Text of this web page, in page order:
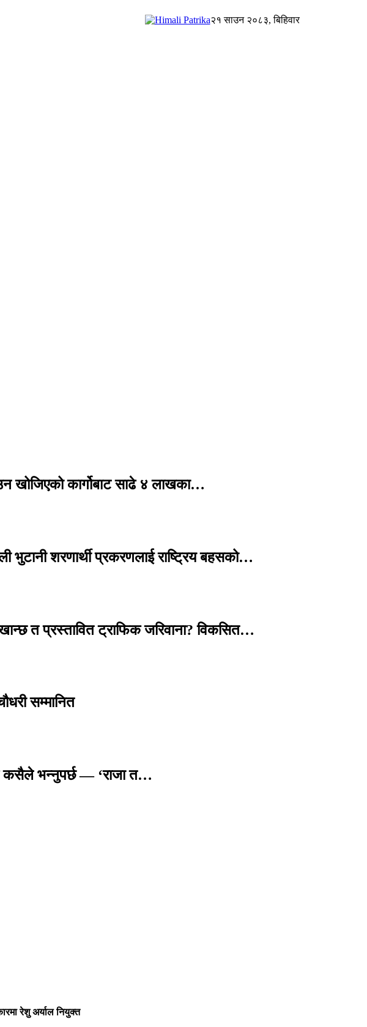
२१ साउन २०८३, बिहिवार
खोजिएको कार्गोबाट साढे ४ लाखका…
शरणार्थी प्रकरणलाई राष्ट्रिय बहसको…
त प्रस्तावित ट्राफिक जरिवाना? विकसित…
सम्मानित
कसैले भन्नुपर्छ — ‘राजा त…
रेशु अर्याल नियुक्त